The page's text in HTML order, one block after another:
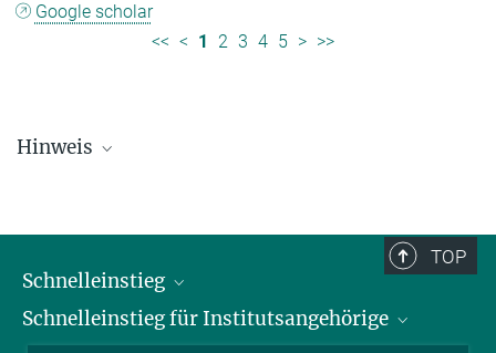
Google scholar
<< < 1 2 3 4 5 > >>
Hinweis
TOP
Schnelleinstieg
Bibliothek
Schnelleinstieg für Institutsangehörige